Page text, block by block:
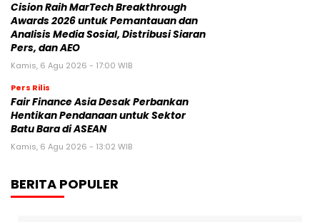
Cision Raih MarTech Breakthrough
Awards 2026 untuk Pemantauan dan
Analisis Media Sosial, Distribusi Siaran
Pers, dan AEO
Kamis, 6 Agu 2026 - 17:00 WIB
Pers Rilis
Fair Finance Asia Desak Perbankan
Hentikan Pendanaan untuk Sektor
Batu Bara di ASEAN
Kamis, 6 Agu 2026 - 13:02 WIB
BERITA POPULER